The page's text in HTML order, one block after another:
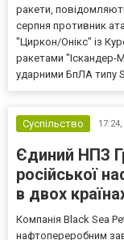
ракети,
серпня противник
"Циркон/Онікс" із
ракетами "Іскандер-
ударними БпЛА типу
Суспільство 17:24,
Єдиний НПЗ
російської
в двох
Компанія Black Sea
нафтопереробним